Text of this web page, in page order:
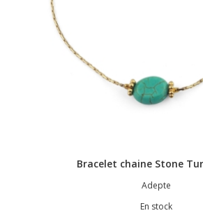
Bracelet chaine Stone
Adepte
En stock